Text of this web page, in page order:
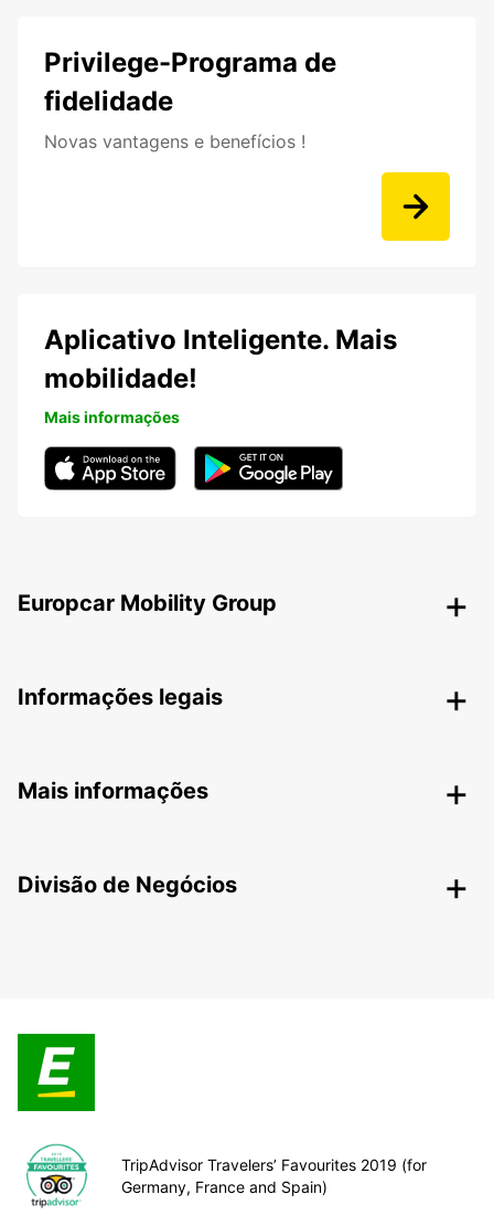
Privilege-Programa de
fidelidade
Novas vantagens e benefícios !
Aplicativo Inteligente. Mais
mobilidade!
Mais informações
Europcar Mobility Group
Informações legais
Mais informações
Divisão de Negócios
TripAdvisor Travelers’ Favourites 2019 (for
Germany, France and Spain)